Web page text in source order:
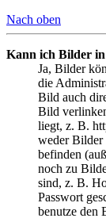
Nach oben
Kann ich Bilder in
Ja, Bilder
die
Bild auch
Bild
liegt, z. B.
weder Bilder
befinden
noch zu
sind, z. B.
Passwort
benutze den